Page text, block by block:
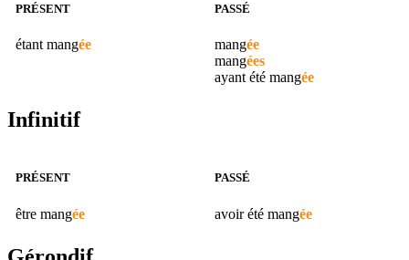
PRÉSENT
étant mangée
PASSÉ
mangée
mangées
ayant été mangée
Infinitif
PRÉSENT
être mangée
PASSÉ
avoir été mangée